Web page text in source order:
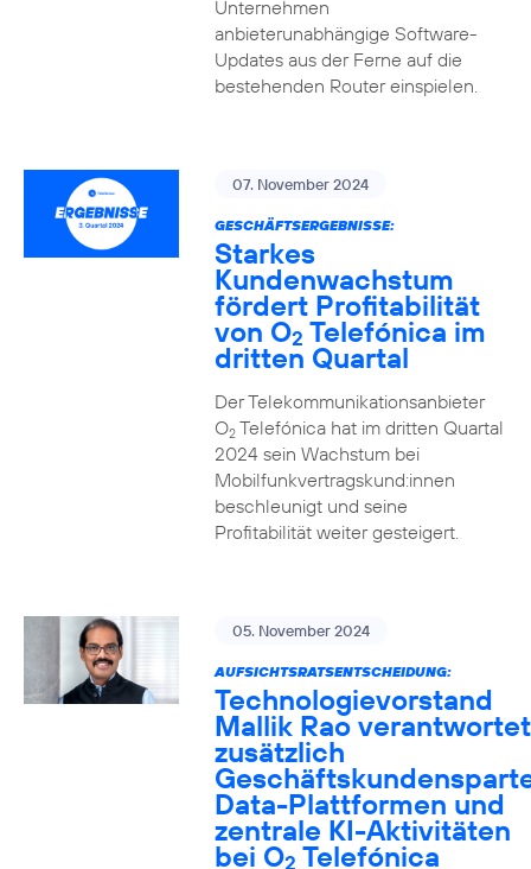
Unternehmen
anbieterunabhängige Software-
Updates aus der Ferne auf die
bestehenden Router einspielen.
07. November 2024
GESCHÄFTSERGEBNISSE:
Starkes
Kundenwachstum
fördert Profitabilität
von O2 Telefónica im
dritten Quartal
Der Telekommunikationsanbieter
O2Telefónica hat im dritten Quartal
2024 sein Wachstum bei
Mobilfunkvertragskund:innen
beschleunigt und seine
Profitabilität weiter gesteigert.
05. November 2024
AUFSICHTSRATSENTSCHEIDUNG:
Technologievorstand
Mallik Rao verantwortet
zusätzlich
Data-Plattformen und
zentrale KI-Aktivitäten
bei O2 Telefónica